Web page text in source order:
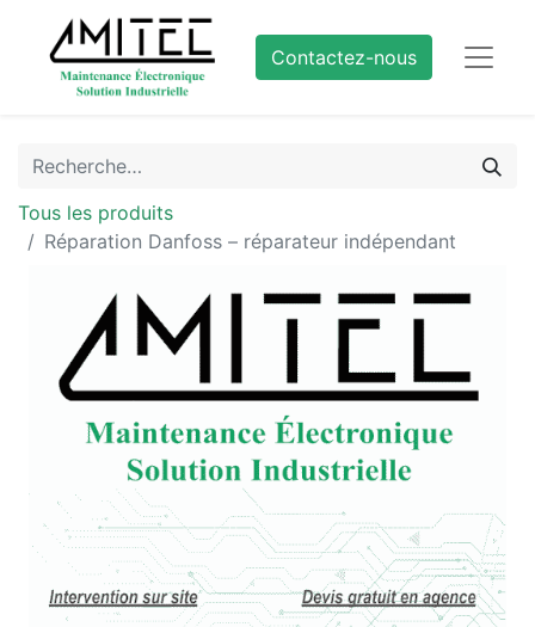
Contactez-nous
Tous les produits
Réparation Danfoss – réparateur indépendant